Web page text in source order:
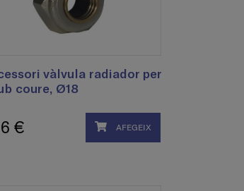
vàlvula radiador per
coure, Ø18
€ AFEGEIX